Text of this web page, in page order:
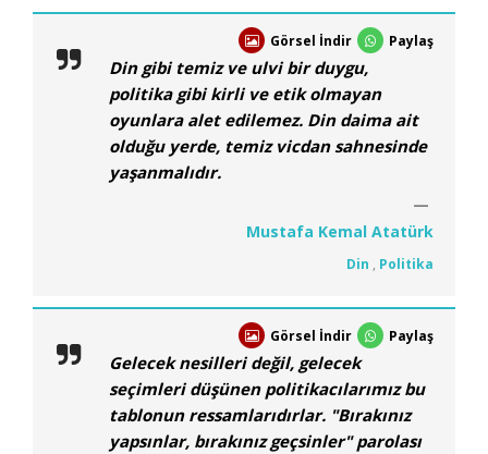
Görsel İndir Paylaş
Din gibi temiz ve ulvi bir duygu,
politika gibi kirli ve etik olmayan
oyunlara alet edilemez. Din daima ait
olduğu yerde, temiz vicdan sahnesinde
yaşanmalıdır.
Mustafa Kemal Atatürk
Din , Politika
Görsel İndir Paylaş
Gelecek nesilleri değil, gelecek
seçimleri düşünen politikacılarımız bu
tablonun ressamlarıdırlar. "Bırakınız
yapsınlar, bırakınız geçsinler" parolası